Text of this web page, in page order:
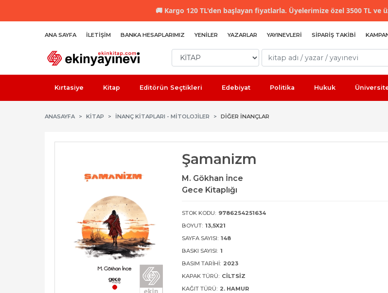
🚚 Kargo 120 TL'den başlayan fiyatlarla. Üyelerimize özel 3500 TL ve
ANA SAYFA İLETIŞIM BANKA HESAPLARIMIZ YENILER YAZARLAR YAYINEVLERI SIPARIŞ TAKIBI
Kırtasiye Kitap Editörün Seçtikleri Edebiyat Politika Hukuk
ANASAYFA KİTAP İNANÇ KITAPLARI - MITOLOJILER DIĞER İNANÇLAR
Şamanizm
M. Gökhan İnce
Gece Kitaplığı
STOK KODU: 9786254251634
BOYUT: 13,5X21
SAYFA SAYISI: 148
BASKI SAYISI: 1
BASIM TARIHI: 2023
KAPAK TÜRÜ: CILTSIZ
KAĞIT TÜRÜ: 2. HAMUR